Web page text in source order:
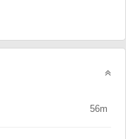
56m